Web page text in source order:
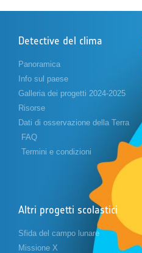
Detective del clima
Panoramica
Info sul paese
Galleria dei progetti 2024-2025
Risorse
Dati di osservazione della Terra
FAQ
Termini e condizioni
Altri progetti scolastici
Sfida del campo lunare
Missione X